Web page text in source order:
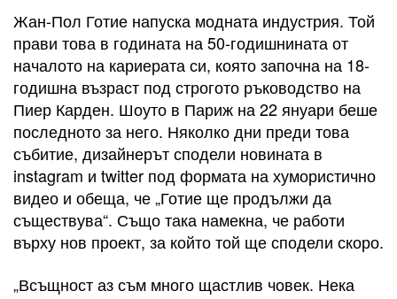
Жан-Пол Готие напуска модната индустрия. Той
прави това в годината на 50-годишнината от
началото на кариерата си, която започна на 18-
годишна възраст под строгото ръководство на
Пиер Карден. Шоуто в Париж на 22 януари беше
последното за него. Няколко дни преди това
събитие, дизайнерът сподели новината в
instagram и twitter под формата на хумористично
видео и обеща, че „Готие ще продължи да
съществува“. Също така намекна, че работи
върху нов проект, за който той ще сподели скоро.
„Всъщност аз съм много щастлив човек. Нека